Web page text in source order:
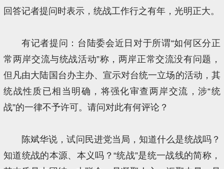
回答记者提问时表示，统战工作行之有年，光明正大。
有记者提问：台陆委会近日对于所谓“如何区分正
常两岸交流与统战活动”称，两岸正常交流没有问题，
但凡由大陆国台办主办、宣示对台统一立场的活动，其
统战性质已相当明确，将强化审查两岸交流，涉“统
战”的一律不予许可。请问对此有何评论？
陈斌华说，试问民进党当局，知道什么是统战吗？
知道统战的本源、本义吗？“统战”是统一战线的简称，